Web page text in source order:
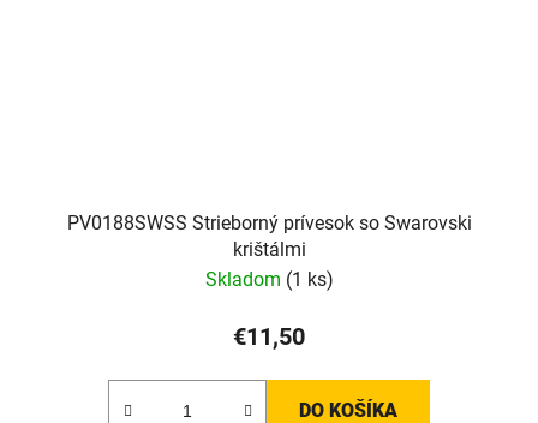
PV0188SWSS Strieborný prívesok so Swarovski
krištálmi
Skladom (1 ks)
€11,50
DO KOŠÍKA